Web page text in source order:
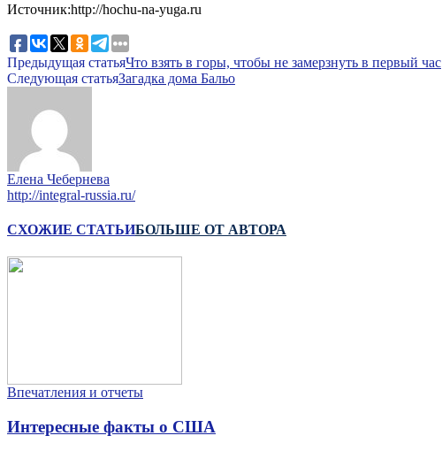
Источник:http://hochu-na-yuga.ru
Предыдущая статьяЧто взять в горы, чтобы не замерзнуть в первый час
Следующая статьяЗагадка дома Бальо
Елена Чебернева
http://integral-russia.ru/
СХОЖИЕ СТАТЬИБОЛЬШЕ ОТ АВТОРА
Впечатления и отчеты
Интересные факты о США